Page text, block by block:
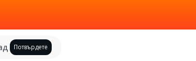
Потвърдете